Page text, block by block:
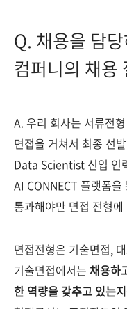
Q. 채용을 담
컴퍼니의 채용
A. 우리 회사는 서류전
면접을 거쳐서 최종 선
Data Scientist 신입 인
AI CONNECT 플랫폼을
통과해야만 면접 전형
면접전형은 기술면접,
기술면접에서는 채용하
한 역량을 갖추고 있는지